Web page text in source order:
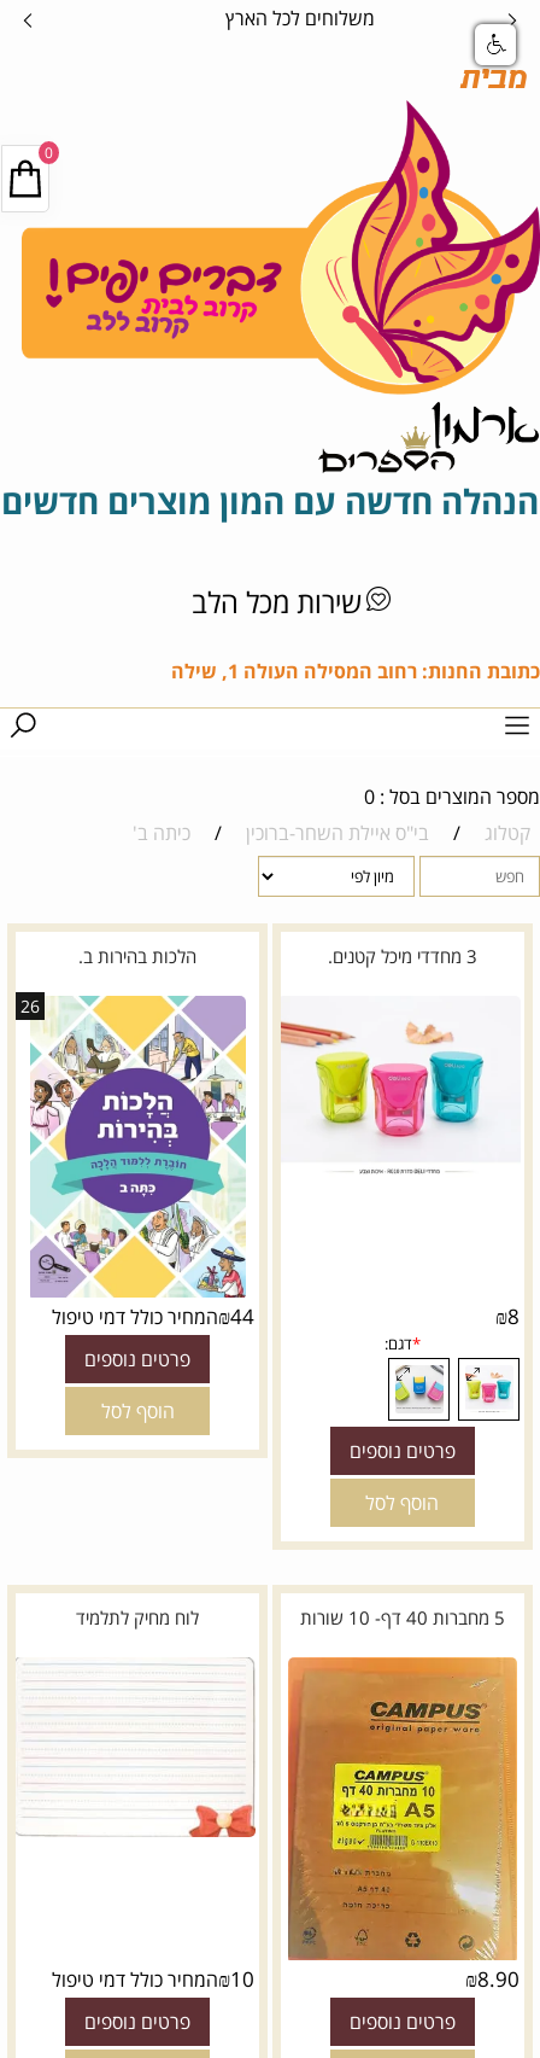
אספקה בטוחה
מבית
הנהלה חדשה עם המון מוצרים חדשים
שירות מכל הלב
כתובת החנות: רחוב המסילה העולה 1, שילה
מספר המוצרים בסל : 0
קטלוג
/ בי"ס איילת השחר-ברוכין / כיתה ב'
0
3 מחדדי מיכל קטנים.
₪8
דגם:
פרטים נוספים
הוסף לסל
הלכות בהירות ב.
26
₪44 המחיר כולל דמי טיפול
פרטים נוספים
הוסף לסל
5 מחברות 40 דף- 10 שורות
₪8.90
פרטים נוספים
לוח מחיק לתלמיד
₪10 המחיר כולל דמי טיפול
פרטים נוספים